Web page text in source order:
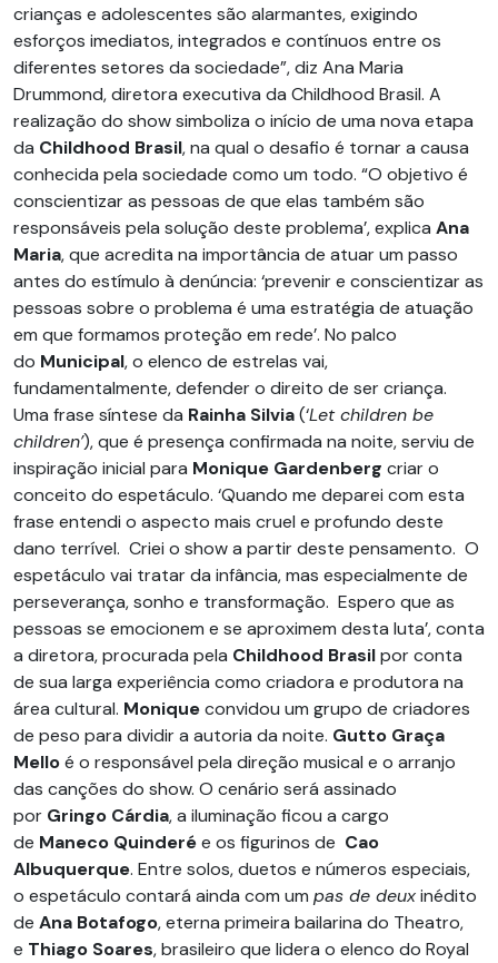
crianças e adolescentes são alarmantes, exigindo
esforços imediatos, integrados e contínuos entre os
diferentes setores da sociedade”, diz Ana Maria
Drummond, diretora executiva da Childhood Brasil. A
realização do show simboliza o início de uma nova etapa
da Childhood Brasil, na qual o desafio é tornar a causa
conhecida pela sociedade como um todo. “O objetivo é
conscientizar as pessoas de que elas também são
responsáveis pela solução deste problema’, explica Ana
Maria, que acredita na importância de atuar um passo
antes do estímulo à denúncia: ‘prevenir e conscientizar as
pessoas sobre o problema é uma estratégia de atuação
em que formamos proteção em rede’. No palco
do Municipal, o elenco de estrelas vai,
fundamentalmente, defender o direito de ser criança.
Uma frase síntese da Rainha Silvia(‘Let children be
children’), que é presença confirmada na noite, serviu de
inspiração inicial para Monique Gardenberg criar o
conceito do espetáculo. ‘Quando me deparei com esta
frase entendi o aspecto mais cruel e profundo deste
dano terrível. Criei o show a partir deste pensamento. O
espetáculo vai tratar da infância, mas especialmente de
perseverança, sonho e transformação. Espero que as
pessoas se emocionem e se aproximem desta luta’, conta
a diretora, procurada pela Childhood Brasilpor conta
de sua larga experiência como criadora e produtora na
área cultural. Moniqueconvidou um grupo de criadores
de peso para dividir a autoria da noite. Gutto Graça
Melloé o responsável pela direção musical e o arranjo
das canções do show. O cenário será assinado
por Gringo Cárdia, a iluminação ficou a cargo
de Maneco Quinderée os figurinos de Cao
Albuquerque. Entre solos, duetos e números especiais,
o espetáculo contará ainda com um pas de deuxinédito
de Ana Botafogo, eterna primeira bailarina do Theatro,
e Thiago Soares, brasileiro que lidera o elenco do Royal